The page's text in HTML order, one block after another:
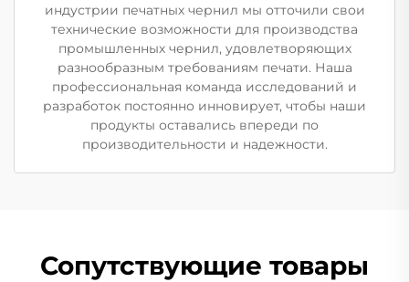
индустрии печатных чернил мы отточили свои
технические возможности для производства
промышленных чернил, удовлетворяющих
разнообразным требованиям печати. Наша
профессиональная команда исследований и
разработок постоянно инновирует, чтобы наши
продукты оставались впереди по
производительности и надежности.
Сопутствующие товары